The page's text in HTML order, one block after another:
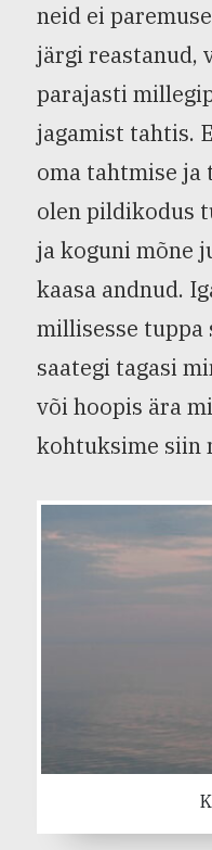
neid ei
järgi reastanud,
parajasti
jagamist tahtis.
oma tahtmise ja
olen pildikodus
ja koguni mõne
kaasa andnud.
millisesse tuppa
saategi tagasi
või hoopis ära
kohtuksime siin